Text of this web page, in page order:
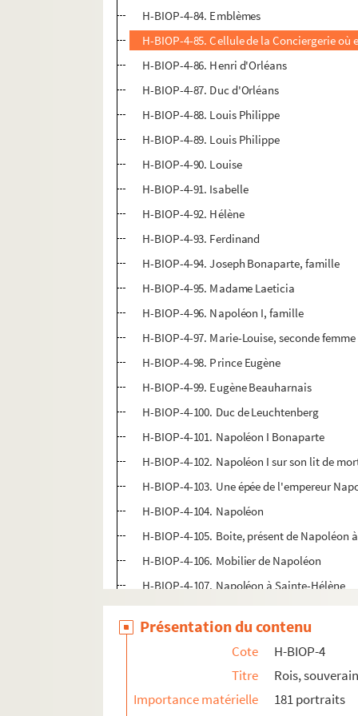
H-BIOP-4-84. Emblèmes
H-BIOP-4-85. Cellule de la Conciergerie où
H-BIOP-4-86. Henri d'Orléans
H-BIOP-4-87. Duc d'Orléans
H-BIOP-4-88. Louis Philippe
H-BIOP-4-89. Louis Philippe
H-BIOP-4-90. Louise
H-BIOP-4-91. Isabelle
H-BIOP-4-92. Hélène
H-BIOP-4-93. Ferdinand
H-BIOP-4-94. Joseph Bonaparte, famille
H-BIOP-4-95. Madame Laeticia
H-BIOP-4-96. Napoléon I, famille
H-BIOP-4-97. Marie-Louise, seconde
H-BIOP-4-98. Prince Eugène
H-BIOP-4-99. Eugène Beauharnais
H-BIOP-4-100. Duc de Leuchtenberg
H-BIOP-4-101. Napoléon I Bonaparte
H-BIOP-4-102. Napoléon I sur son lit de
H-BIOP-4-103. Une épée de l'empereur
H-BIOP-4-104. Napoléon
H-BIOP-4-105. Boite, présent de Napoléon
H-BIOP-4-106. Mobilier de Napoléon
H-BIOP-4-107. Napoléon à Sainte-Hélène
H-BIOP-4-108. Tombe de Napoléon à
H-BIOP-4-109. Napoléon I
H-BIOP-4-110. Napoléon I par Busch
H-BIOP-4-111. Napoléon I d'après Shadow
H-BIOP-4-112. Napoléon I
Présentation du contenu
Cote
H-BIOP-4
Titre
Rois,
Importance matérielle
181 portraits